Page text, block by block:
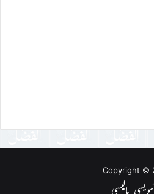
Copyright ©
پالیسی